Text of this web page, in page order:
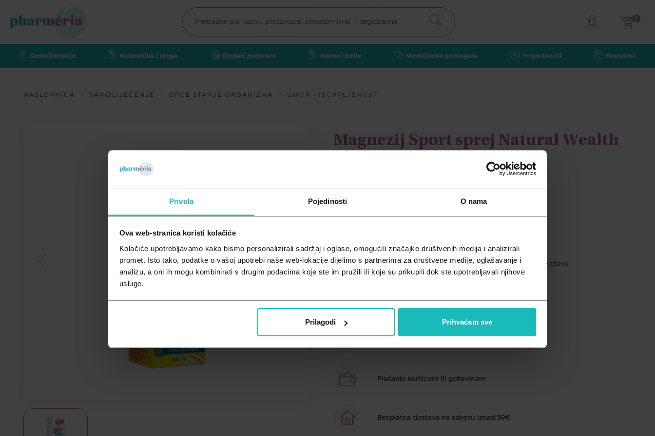
Privola Pojedinosti O nama
Ova web-stranica koristi kolačiće
Kolačiće upotrebljavamo kako bismo personalizirali sadržaj i oglase, omogućili značajke društvenih medija i analizirali
promet. Isto tako, podatke o vašoj upotrebi naše web-lokacije dijelimo s partnerima za društvene medije, oglašavanje i
analizu, a oni ih mogu kombinirati s drugim podacima koje ste im pružili ili koje su prikupili dok ste upotrebljavali njihove
usluge.
Prilagodi Prihvaćam sve
Samoliječenje Kozmetika i njega Dodaci prehrani Mame i bebe Medicinska pomagala Pogodnosti Brandovi
0
NASLOVNICA SAMOLIJEČENJE OPĆE STANJE ORGANIZMA UMOR I ISCRPLJENOST
Magnezij Sport sprej Natural Wealth
11,83 €
Njeguje kožu i pruža trenutno olakšanje umornim mišićima, hladi i osvježava
Brza dostava u roku od 1 do 2 dana
Plaćanje karticom ili gotovinom
Besplatna dostava na adresu iznad 59€